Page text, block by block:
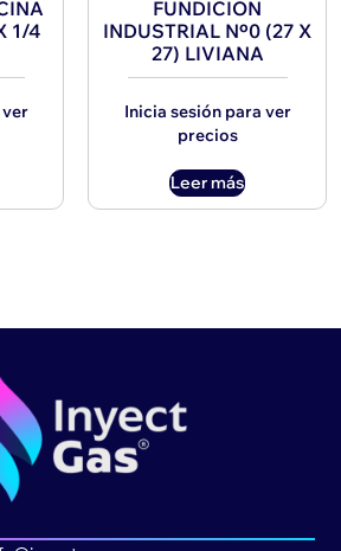
1/4
ver
FUNDICION
INDUSTRIAL Nº0 (27 X
27) LIVIANA
Inicia sesión para ver
precios
Leer más